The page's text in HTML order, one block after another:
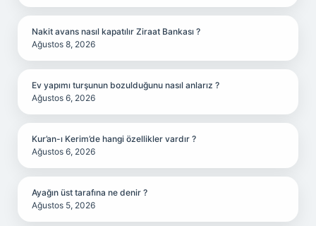
Nakit avans nasıl kapatılır Ziraat Bankası ?
Ağustos 8, 2026
Ev yapımı turşunun bozulduğunu nasıl anlarız ?
Ağustos 6, 2026
Kur’an-ı Kerim’de hangi özellikler vardır ?
Ağustos 6, 2026
Ayağın üst tarafına ne denir ?
Ağustos 5, 2026